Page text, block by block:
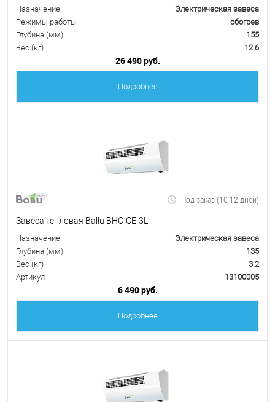
Назначение
Электрическая завеса
Режимы работы
обогрев
Глубина (мм)
155
Вес (кг)
12.6
26 490 руб.
Подробнее
Под заказ (10-12 дней)
Завеса тепловая Ballu BHC-CE-3L
Назначение
Электрическая завеса
Глубина (мм)
135
Вес (кг)
3.2
Артикул
13100005
6 490 руб.
Подробнее